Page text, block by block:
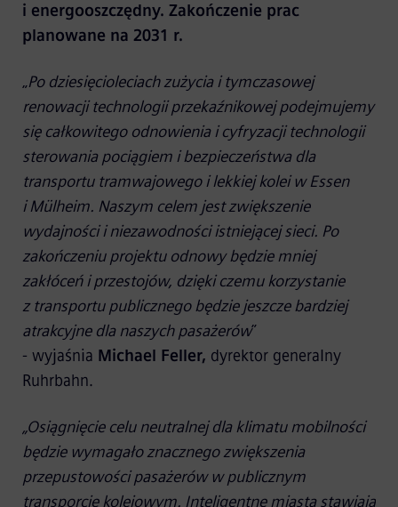
i energooszczędny. Zakończenie prac
planowane na 2031 r.
„Po dziesięcioleciach zużycia i tymczasowej
renowacji technologii przekaźnikowej podejmujemy
się całkowitego odnowienia i cyfryzacji technologii
sterowania pociągiem i bezpieczeństwa dla
transportu tramwajowego i lekkiej kolei w Essen
i Mülheim. Naszym celem jest zwiększenie
wydajności i niezawodności istniejącej sieci. Po
zakończeniu projektu odnowy będzie mniej
zakłóceń i przestojów, dzięki czemu korzystanie
z transportu publicznego będzie jeszcze bardziej
atrakcyjne dla naszych pasażerów”
- wyjaśnia Michael Feller, dyrektor generalny
Ruhrbahn.
„Osiągnięcie celu neutralnej dla klimatu mobilności
będzie wymagało znacznego zwiększenia
przepustowości pasażerów w publicznym
transporcie kolejowym. Inteligentne miasta stawiają